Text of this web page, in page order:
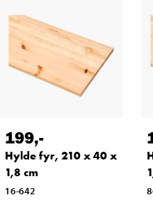
199,-
Hylde fyr, 210 x 40 x
1,8 cm
16-642